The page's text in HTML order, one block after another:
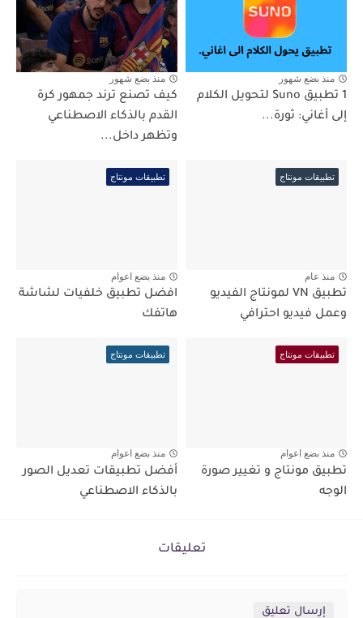
منذ بضع شهور
1 تطبيق Suno لتحويل الكلام
إلى أغاني: ثورة...
منذ بضع شهور
كيف تصنع ترند جمهور كرة
القدم بالذكاء الاصطناعي
وتظهر داخل...
تطبيقات مونتاج
منذ عام
تطبيق VN لمونتاج الفيديو
وعمل فيديو احترافي
تطبيقات مونتاج
منذ بضع اعوام
افضل تطبيق خلفيات لشاشة
هاتفك
تطبيقات مونتاج
منذ بضع اعوام
تطبيق مونتاج و تغيير صورة
الوجه
تطبيقات مونتاج
منذ بضع اعوام
أفضل تطبيقات تعديل الصور
بالذكاء الاصطناعي
تعليقات
إرسال تعليق